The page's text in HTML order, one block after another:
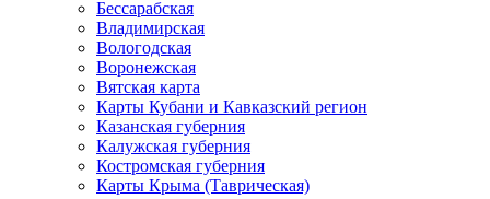
Бессарабская
Владимирская
Вологодская
Воронежская
Вятская карта
Карты Кубани и Кавказский регион
Казанская губерния
Калужская губерния
Костромская губерния
Карты Крыма (Таврическая)